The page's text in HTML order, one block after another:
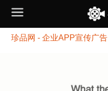
珍品网 - 企业APP宣传广告